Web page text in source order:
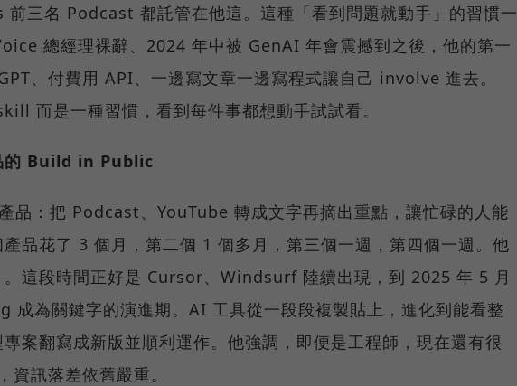
三名 Podcast 都託管在他這。這種「看到問題就動手」的習慣一
總經理裸辭、2024 年中被 GenAI 年會震撼到之後，他的第一
、付費用 API、一邊寫文章一邊寫程式讓自己 involve 進去。
而是一種習慣，看到每件事都想動手試試看。
的 Build in Public
品：把 Podcast、YouTube 轉成文字再摘出重點，讓忙碌的人能
品花了 3 個月，第二個 1 個多月，第三個一週，第四個一週。他
。這段時間正好是 Cursor、Windsurf 陸續出現，到 2025 年 5 月
為關鍵字的演進期。AI 工具從一段段複製貼上，進化到能看整
案翻寫成新版並順利運作。他強調，即便是工程師，現在還有很
訊落差依舊嚴重。